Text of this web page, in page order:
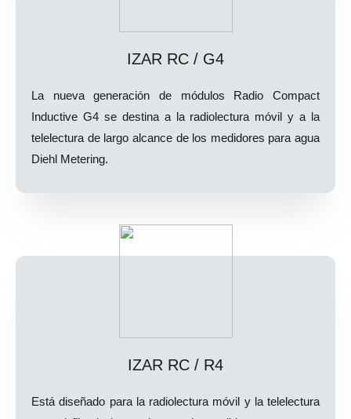
IZAR RC / G4
La nueva generación de módulos Radio Compact
Inductive G4 se destina a la radiolectura móvil y a la
telelectura de largo alcance de los medidores para agua
Diehl Metering.
IZAR RC / R4
Está diseñado para la radiolectura móvil y la telelectura